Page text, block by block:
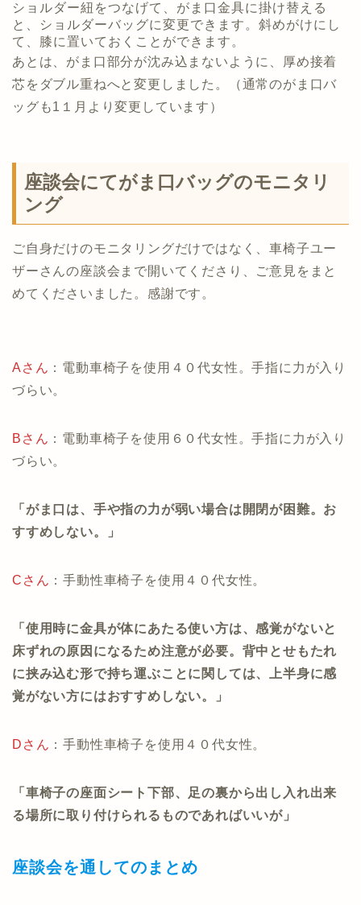
ショルダー紐をつなげて、がま口金具に掛け替える
と、ショルダーバッグに変更できます。斜めがけにし
て、膝に置いておくことができます。
あとは、がま口部分が沈み込まないように、厚め接着
芯をダブル重ねへと変更しました。（通常のがま口バ
ッグも1１月より変更しています）
座談会にてがま口バッグのモニタリ
ング
ご自身だけのモニタリングだけではなく、車椅子ユー
ザーさんの座談会まで開いてくださり、ご意見をまと
めてくださいました。感謝です。
Aさん ：電動車椅子を使用４０代女性。手指に力が入り
づらい。
Bさん ：電動車椅子を使用６０代女性。手指に力が入り
づらい。
「がま口は、手や指の力が弱い場合は開閉が困難。お
すすめしない。」
Cさん ：手動性車椅子を使用４０代女性。
「使用時に金具が体にあたる使い方は、感覚がないと
床ずれの原因になるため注意が必要。背中とせもたれ
に挟み込む形で持ち運ぶことに関しては、上半身に感
覚がない方にはおすすめしない。」
Dさん ：手動性車椅子を使用４０代女性。
「車椅子の座面シート下部、足の裏から出し入れ出来
る場所に取り付けられるものであればいいが」
座談会を通してのまとめ